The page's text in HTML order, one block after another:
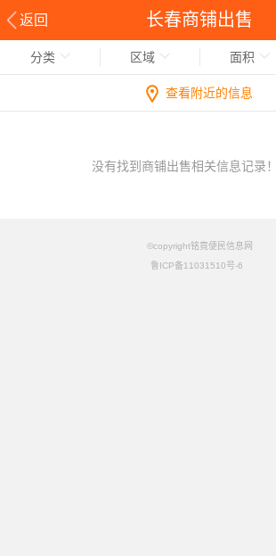
返回 长春商铺出售
分类 区域 面积
查看附近的信息
没有找到商铺出售相关信息记录！
©copyright铭竟便民信息网
鲁ICP备11031510号-6